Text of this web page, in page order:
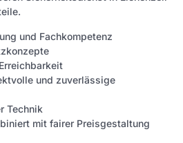
und Fachkompetenz
und zuverlässige
Technik
mit fairer Preisgestaltung